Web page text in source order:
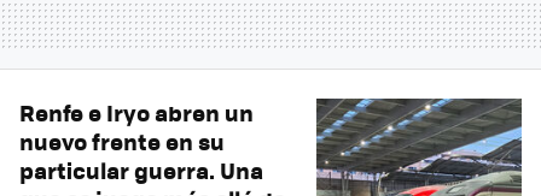
Renfe e Iryo abren un
nuevo frente en su
particular guerra. Una